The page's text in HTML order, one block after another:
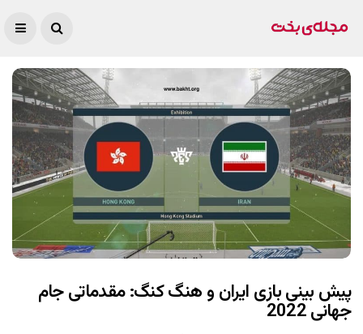
پیش بینی بازی ایران و هنگ کنگ: مقدماتی جام
جهانی 2022